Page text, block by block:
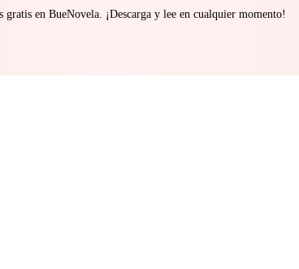
gratis en BueNovela. ¡Descarga y lee en cualquier momento!